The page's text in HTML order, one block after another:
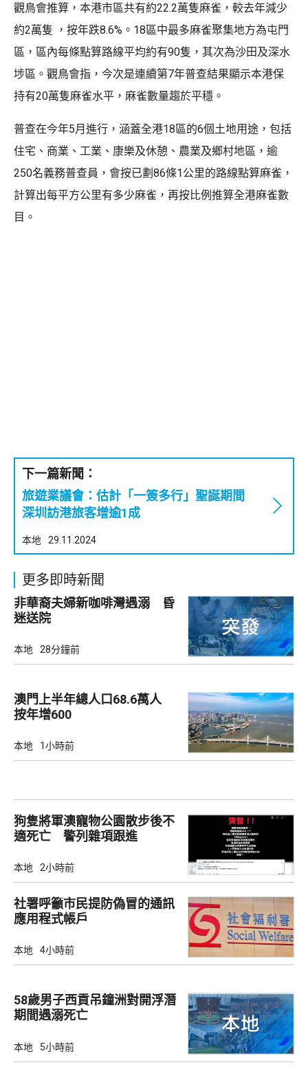
觀鳥會推算，本港市區共有約22.2萬隻麻雀，較去年減少
約2萬隻 ，按年跌8.6%。18區中最多麻雀聚集地方為屯門
區，區內每條點算路線平均約有90隻，其次為沙田及深水
埗區。觀鳥會指，今次是連續第7年普查結果顯示本港保
持有20萬隻麻雀水平，麻雀數量趨於平穩。
普查在今年5月進行，涵蓋全港18區的6個土地用途，包括
住宅、商業、工業、康樂及休憩、農業及鄉村地區，逾
250名義務普查員，會按已劃86條1公里的路線點算麻雀，
計算出每平方公里有多少麻雀，再按比例推算全港麻雀數
目。
下一篇新聞：
旅遊業議會：估計「一簽多行」聖誕期間
深圳訪港旅客增逾1成
本地 29.11.2024
更多即時新聞
非華裔夫婦新咖啡灣遇溺 昏
迷送院
本地 28分鐘前
澳門上半年總人口68.6萬人
按年增600
本地 1小時前
狗隻將軍澳寵物公園散步後不
適死亡 警列雜項跟進
本地 2小時前
社署呼籲市民提防偽冒的通訊
應用程式帳戶
本地 4小時前
58歲男子西貢吊鐘洲對開浮潛
期間遇溺死亡
本地 5小時前